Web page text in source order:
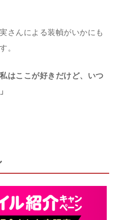
さんによる装幀がいかにも
。
はここが好きだけど、いつ